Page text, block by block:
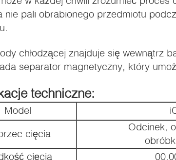
nie pali obrabionego przedmiotu
chłodzącej znajduje się wewnątrz
separator magnetyczny, który
techniczne:
Model
cięcia
Odcinek,
cięcia